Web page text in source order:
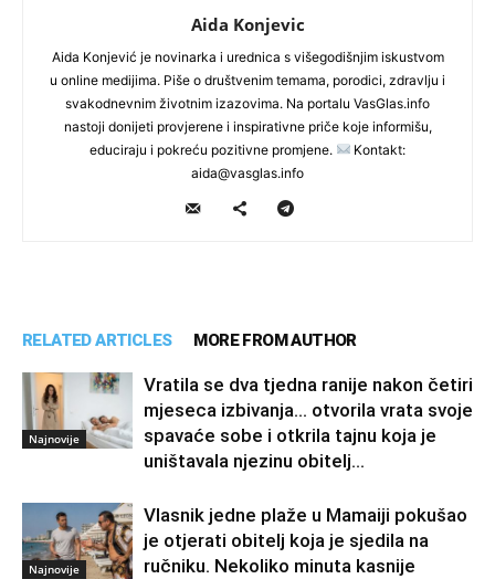
Aida Konjevic
Aida Konjević je novinarka i urednica s višegodišnjim iskustvom
u online medijima. Piše o društvenim temama, porodici, zdravlju i
svakodnevnim životnim izazovima. Na portalu VasGlas.info
nastoji donijeti provjerene i inspirativne priče koje informišu,
educiraju i pokreću pozitivne promjene.
Kontakt:
aida@vasglas.info
RELATED ARTICLES MORE FROM AUTHOR
Najnovije
Vratila se dva tjedna ranije nakon četiri
mjeseca izbivanja… otvorila vrata svoje
spavaće sobe i otkrila tajnu koja je
uništavala njezinu obitelj…
Najnovije
Vlasnik jedne plaže u Mamaiji pokušao
je otjerati obitelj koja je sjedila na
ručniku. Nekoliko minuta kasnije